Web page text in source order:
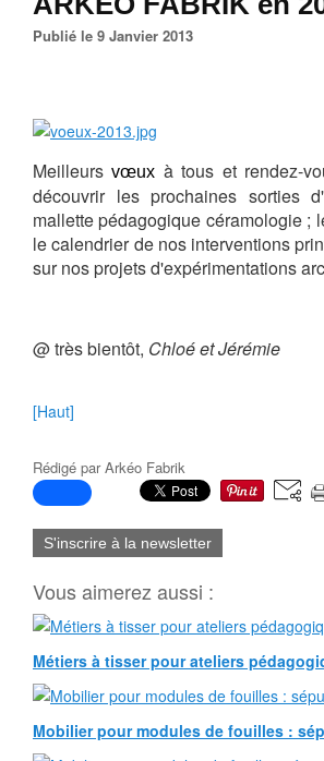
Publié le 9 Janvier 2013
Meilleursvœux à tous et rendez-
découvrir les prochaines sorties
mallette pédagogique céramologie ;
le calendrier de nos interventions
sur nos projets d'expérimentations
@ très bientôt, Chloé et Jérémie
[Haut]
Rédigé parArkéo Fabrik
S'inscrire à la newsletter
Vous aimerez aussi :
Métiers à tisser pour ateliers
Mobilier pour modules de fouilles :